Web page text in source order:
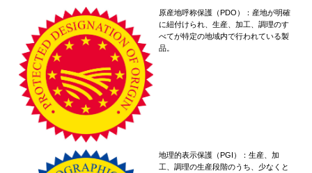
原産地呼称保護（PDO）：産地が明確
に紐付けられ、生産、加工、調理のす
べてが特定の地域内で行われている製
品。
地理的表示保護（PGI）：生産、加
工、調理の生産段階のうち、少なくと